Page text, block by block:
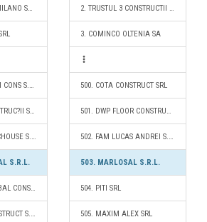
2. WEBUILD Spa MILANO SUCURSALA ROMANIA BUCURESTI - SEDIU PERMANENT DESEMNAT
30006. RUSAUR IRI CONS S.R.L.
30007. SRNS CONSTRUC?II SI FINISAJE S.R.L.
30008. NADIR NECHOUSE S.R.L.
S.R.L.
30010. ANTO GLOBAL CONSTRUCT S.R.L.
30011. AZUR CONSTRUCT S.R.L.
2. TRUSTUL 3 CONSTRUCTII SA
3. COMINCO OLTENIA SA
500. COTA CONSTRUCT SRL
501. DWP FLOOR CONSTRUCT S.R.L.
502. FAM LUCAS ANDREI S.R.L.
503. MARLOSAL S.R.L.
504. PITI SRL
505. MAXIM ALEX SRL